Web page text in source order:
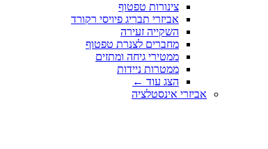
צינורות טפטוף
אביזרי תבריג פיויסי רקורד
השקייה זעירה
מחברים לצנרת טפטוף
ממטירי גיחה ומתזים
ממטרות ניידות
הצג עוד ←
אביזרי אינסטלציה